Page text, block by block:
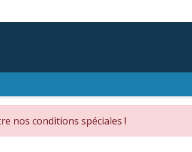
nos conditions spéciales !